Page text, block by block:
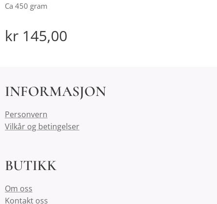
Ca 450 gram
kr 145,00
INFORMASJON
Personvern
Vilkår og betingelser
BUTIKK
Om oss
Kontakt oss